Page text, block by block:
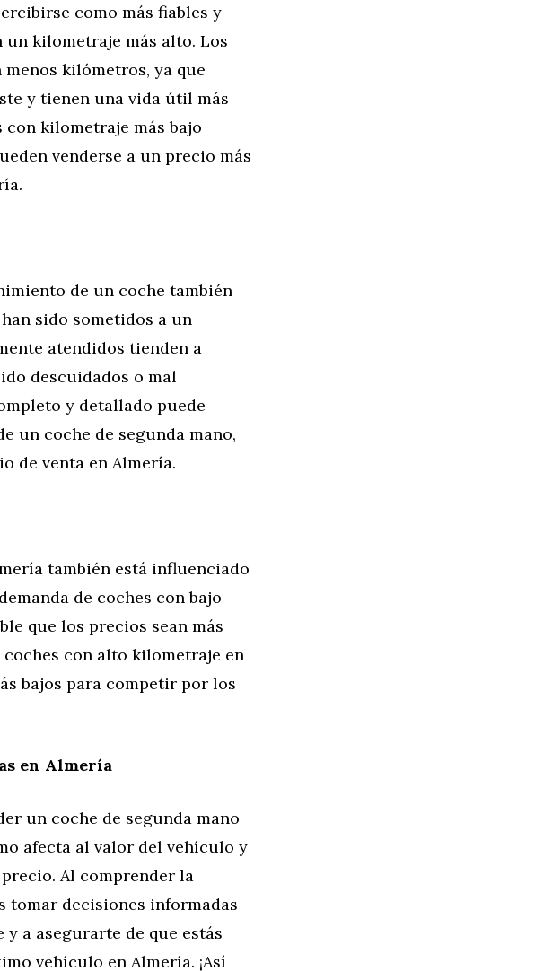
como más fiables y
kilometraje más alto. Los
kilómetros, ya que
y tienen una vida útil más
kilometraje más bajo
venderse a un precio más
de un coche también
sido sometidos a un
atendidos tienden a
descuidados o mal
y detallado puede
un coche de segunda mano,
de venta en Almería.
también está influenciado
de coches con bajo
que los precios sean más
con alto kilometraje en
bajos para competir por los
en Almería
un coche de segunda mano
afecta al valor del vehículo y
Al comprender la
tomar decisiones informadas
a asegurarte de que estás
vehículo en Almería. ¡Así